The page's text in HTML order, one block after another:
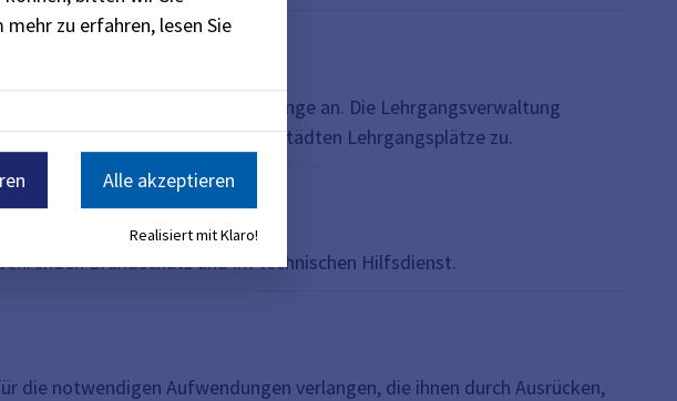
verschiedene Lehrgänge an. Die Lehrgangsverwaltung
Landkreisen und kreisfreien Städten Lehrgangsplätze zu.
Brandschutz und im technischen Hilfsdienst.
die notwendigen Aufwendungen verlangen, die ihnen durch Ausrücken,
mehr zu erfahren, lesen Sie
Alle akzeptieren
Realisiert mit Klaro!